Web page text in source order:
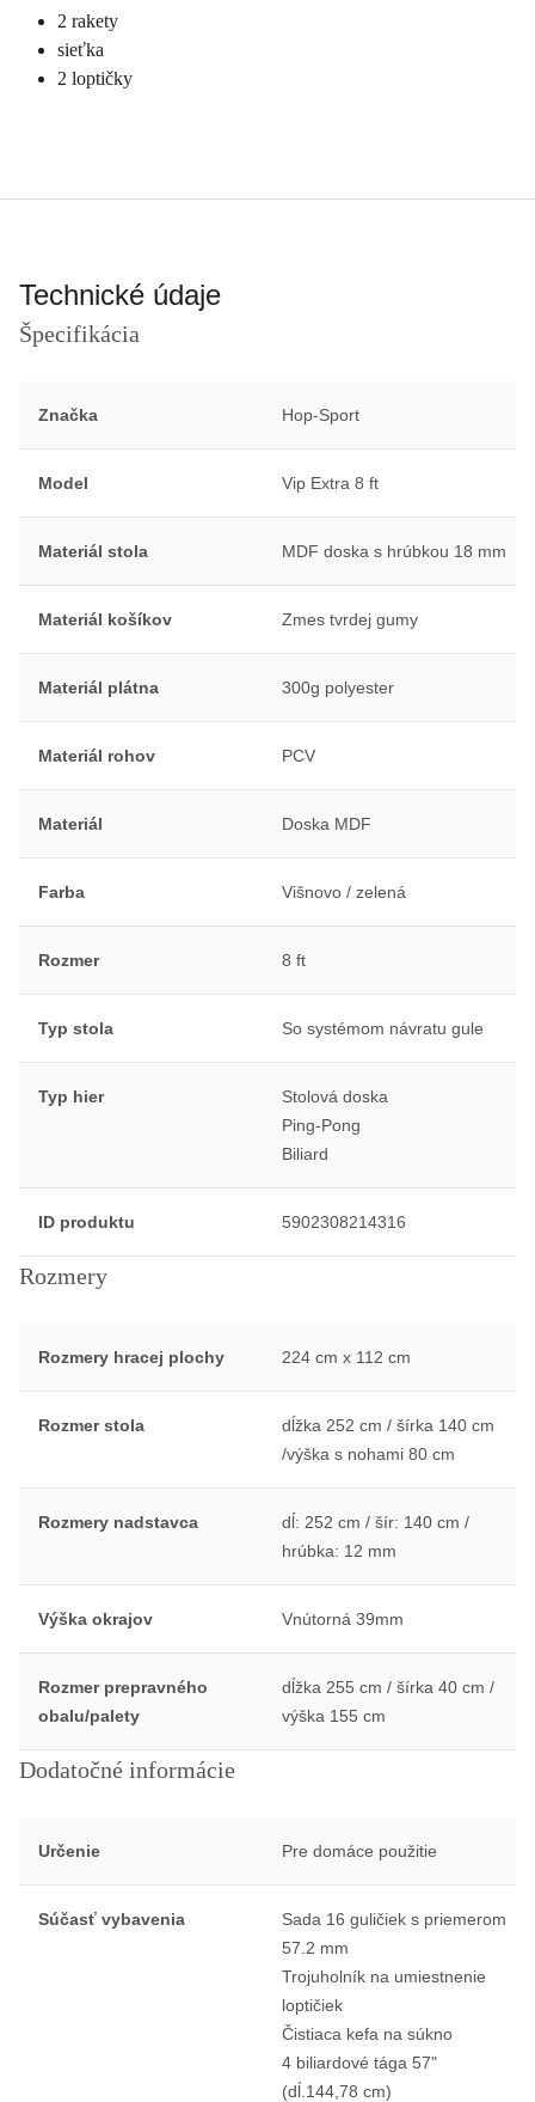
2 rakety
sieťka
2 loptičky
Technické údaje
Špecifikácia
Značka Hop-Sport
Model Vip Extra 8 ft
Materiál stola MDF doska s hrúbkou 18 mm
Materiál košíkov Zmes tvrdej gumy
Materiál plátna 300g polyester
Materiál rohov PCV
Materiál Doska MDF
Farba Višnovo / zelená
Rozmer 8 ft
Typ stola So systémom návratu gule
Typ hier
Stolová doska
Ping-Pong
Biliard
ID produktu 5902308214316
Rozmery
Rozmery hracej plochy 224 cm x 112 cm
Rozmer stola
dĺžka 252 cm / šírka 140 cm
/výška s nohami 80 cm
Rozmery nadstavca
dĺ: 252 cm / šír: 140 cm /
hrúbka: 12 mm
Výška okrajov Vnútorná 39mm
Rozmer prepravného
obalu/palety
dĺžka 255 cm / šírka 40 cm /
výška 155 cm
Dodatočné informácie
Určenie Pre domáce použitie
Súčasť vybavenia
Sada 16 guličiek s priemerom
57.2 mm
Trojuholník na umiestnenie
loptičiek
Čistiaca kefa na súkno
4 biliardové tága 57"
(dĺ.144,78 cm)